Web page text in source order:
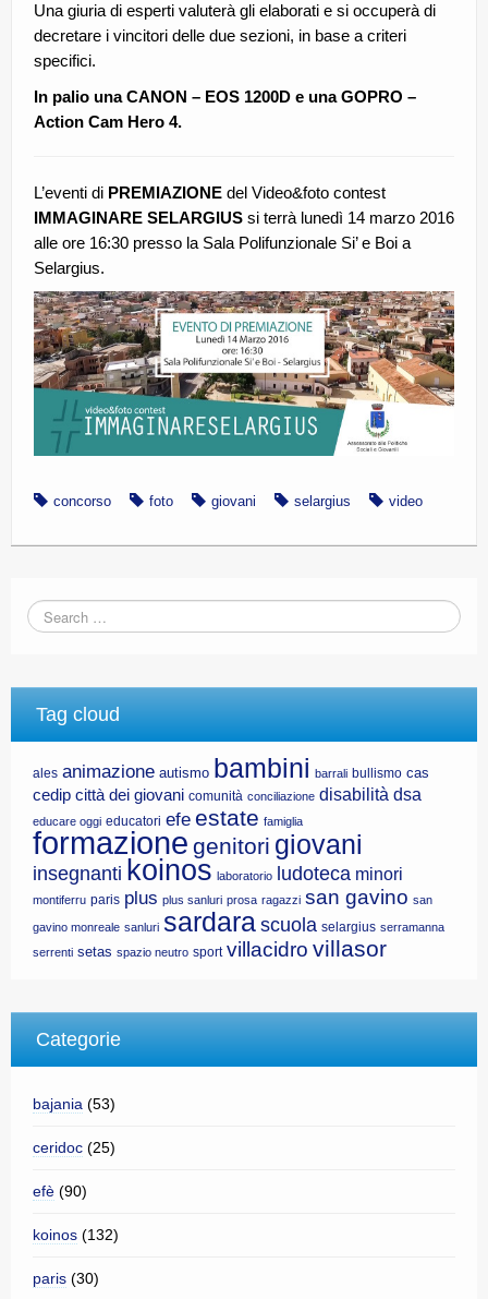
Una giuria di esperti valuterà gli elaborati e si occuperà di
decretare i vincitori delle due sezioni, in base a criteri
specifici.
In palio una CANON – EOS 1200D e una GOPRO –
Action Cam Hero 4.
L’eventi di PREMIAZIONE del Video&foto contest
IMMAGINARE SELARGIUS si terrà lunedì 14 marzo 2016
alle ore 16:30 presso la Sala Polifunzionale Si’ e Boi a
Selargius.
concorso foto giovani selargius video
Tag cloud
ales animazione autismo bambini barrali bullismo cas
cedip città dei giovani comunità conciliazione disabilità dsa
educare oggi educatori efe estate famiglia
formazione genitori giovani
insegnanti koinos laboratorio ludoteca minori
montiferru paris plus plus sanluri prosa ragazzi san gavino san
gavino monreale sanluri sardara scuola selargius serramanna
serrenti setas spazio neutro sport villacidro villasor
Categorie
bajania (53)
ceridoc (25)
efè (90)
koinos (132)
paris (30)